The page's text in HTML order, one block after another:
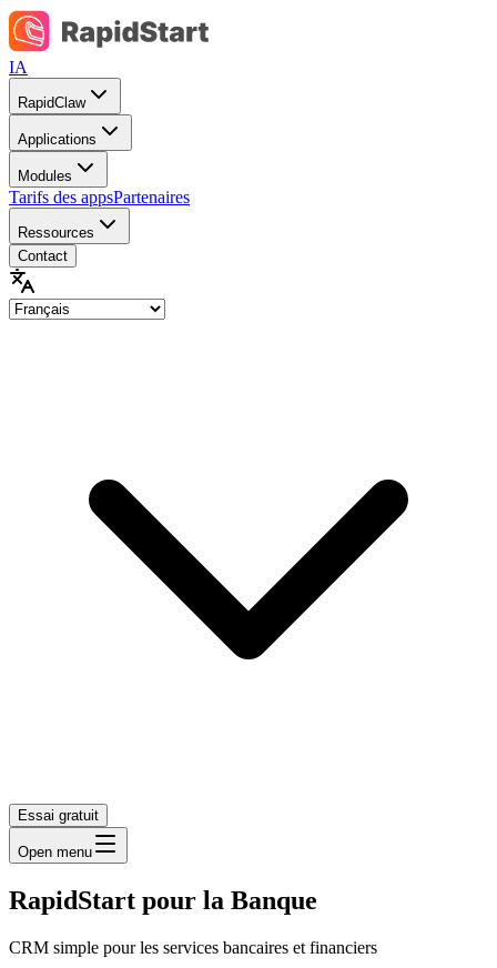
IA
RapidClaw
Applications
Modules
Tarifs des appsPartenaires
Ressources
Contact
Essai gratuit
Open menu
RapidStart pour la Banque
CRM simple pour les services bancaires et financiers